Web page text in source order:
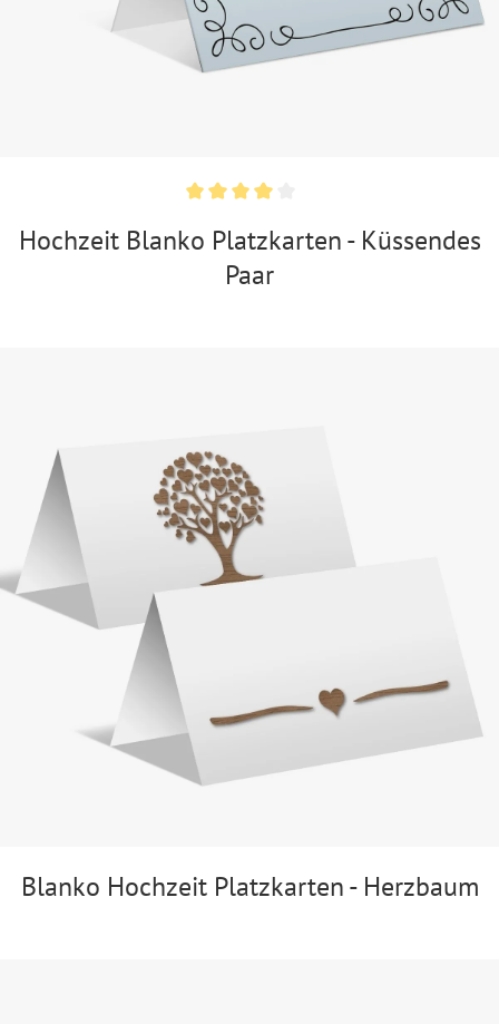
Hochzeit Blanko Platzkarten - Küssendes
Paar
Blanko Hochzeit Platzkarten - Herzbaum